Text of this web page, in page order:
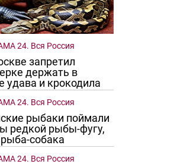
24. Вся Россия
запретил
держать в
удава и крокодила
24. Вся Россия
рыбаки поймали
редкой рыбы-фугу,
собака
24. Вся Россия